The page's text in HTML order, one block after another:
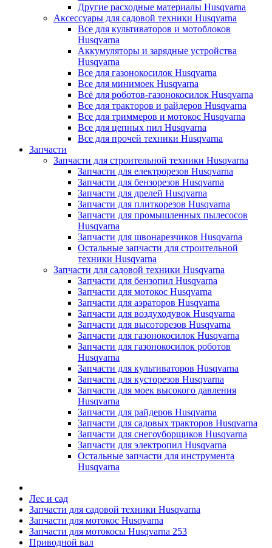
Другие расходные материалы Husqvarna
Аксессуары для садовой техники Husqvarna
Все для культиваторов и мотоблоков
Husqvarna
Аккумуляторы и зарядные устройства
Husqvarna
Все для газонокосилок Husqvarna
Все для минимоек Husqvarna
Всё для роботов-газонокосилок Husqvarna
Все для тракторов и райдеров Husqvarna
Все для триммеров и мотокос Husqvarna
Все для цепных пил Husqvarna
Все для прочей техники Husqvarna
Запчасти
Запчасти для строительной техники Husqvarna
Запчасти для електрорезов Husqvarna
Запчасти для бензорезов Husqvarna
Запчасти для дрелей Husqvarna
Запчасти для плиткорезов Husqvarna
Запчасти для промышленных пылесосов
Husqvarna
Запчасти для швонарезчиков Husqvarna
Остальные запчасти для строительной
техники Husqvarna
Запчасти для садовой техники Husqvarna
Запчасти для бензопил Husqvarna
Запчасти для мотокос Husqvarna
Запчасти для аэраторов Husqvarna
Запчасти для воздуходувок Husqvarna
Запчасти для высоторезов Husqvarna
Запчасти для газонокосилок Husqvarna
Запчасти для газонокосилок роботов
Husqvarna
Запчасти для культиваторов Husqvarna
Запчасти для кусторезов Husqvarna
Запчасти для моек высокого давления
Husqvarna
Запчасти для райдеров Husqvarna
Запчасти для садовых тракторов Husqvarna
Запчасти для снегоуборщиков Husqvarna
Запчасти для электропил Husqvarna
Остальные запчасти для инструмента
Husqvarna
Лес и сад
Запчасти для садовой техники Husqvarna
Запчасти для мотокос Husqvarna
Запчасти для мотокосы Husqvarna 253
Приводной вал